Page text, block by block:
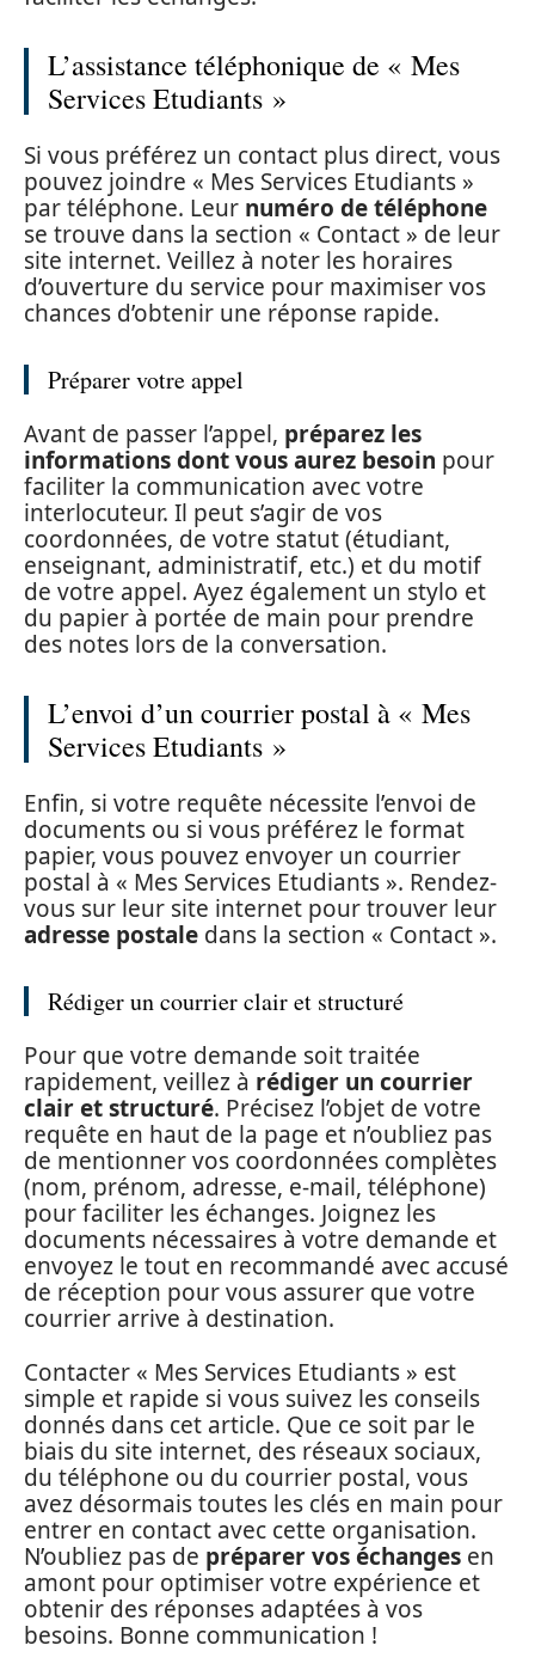
L’assistance téléphonique de « Mes
Services Etudiants »
Si vous préférez un contact plus direct, vous
pouvez joindre « Mes Services Etudiants »
par téléphone. Leur numéro de téléphone
se trouve dans la section « Contact » de leur
site internet. Veillez à noter les horaires
d’ouverture du service pour maximiser vos
chances d’obtenir une réponse rapide.
Préparer votre appel
Avant de passer l’appel, préparez les
informations dont vous aurez besoin pour
faciliter la communication avec votre
interlocuteur. Il peut s’agir de vos
coordonnées, de votre statut (étudiant,
enseignant, administratif, etc.) et du motif
de votre appel. Ayez également un stylo et
du papier à portée de main pour prendre
des notes lors de la conversation.
L’envoi d’un courrier postal à « Mes
Services Etudiants »
Enfin, si votre requête nécessite l’envoi de
documents ou si vous préférez le format
papier, vous pouvez envoyer un courrier
postal à « Mes Services Etudiants ». Rendez-
vous sur leur site internet pour trouver leur
adresse postale dans la section « Contact ».
Rédiger un courrier clair et structuré
Pour que votre demande soit traitée
rapidement, veillez à rédiger un courrier
clair et structuré. Précisez l’objet de votre
requête en haut de la page et n’oubliez pas
de mentionner vos coordonnées complètes
(nom, prénom, adresse, e-mail, téléphone)
pour faciliter les échanges. Joignez les
documents nécessaires à votre demande et
envoyez le tout en recommandé avec accusé
de réception pour vous assurer que votre
courrier arrive à destination.
Contacter « Mes Services Etudiants » est
simple et rapide si vous suivez les conseils
donnés dans cet article. Que ce soit par le
biais du site internet, des réseaux sociaux,
du téléphone ou du courrier postal, vous
avez désormais toutes les clés en main pour
entrer en contact avec cette organisation.
N’oubliez pas de préparer vos échanges en
amont pour optimiser votre expérience et
obtenir des réponses adaptées à vos
besoins. Bonne communication !